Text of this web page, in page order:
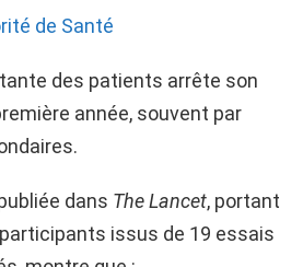
de Santé
des patients arrête son
année, souvent par
dans The Lancet, portant
issus de 19 essais